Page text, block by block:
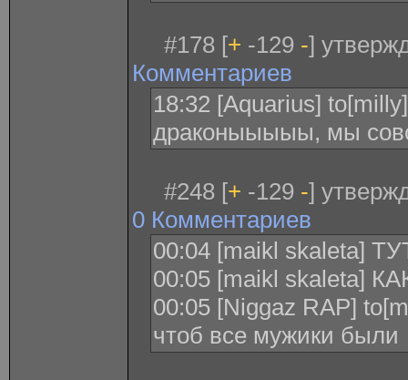
#178 [+ -129 -]
Комментариев
18:32 [Aquarius]
драконыыыыы, мы
#248 [+ -129 -]
0 Комментариев
00:04 [maikl skaleta]
00:05 [maikl skaleta]
00:05 [Niggaz RAP]
чтоб все мужики были